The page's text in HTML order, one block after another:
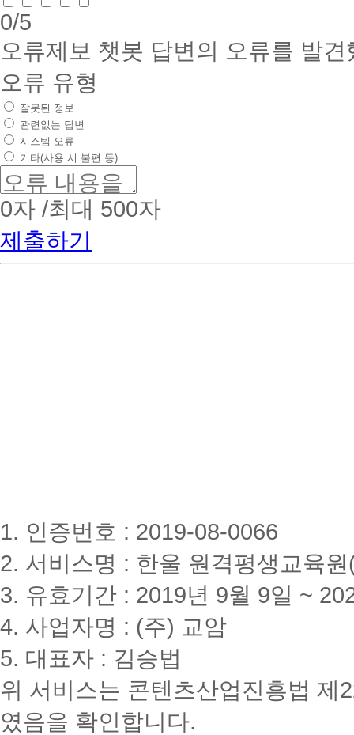
0/5
오류제보 챗봇 답변의 오류를 발
오류 유형
잘못된 정보
관련없는 답변
시스템 오류
기타(사용 시 불편 등)
0자 /최대 500자
제출하기
1. 인증번호 : 2019-08-0066
2. 서비스명 : 한울 원격평생교육
3. 유효기간 : 2019년 9월 9일 ~
4. 사업자명 : (주) 교암
5. 대표자 : 김승법
위 서비스는 콘텐츠산업진흥법 제
였음을 확인합니다.